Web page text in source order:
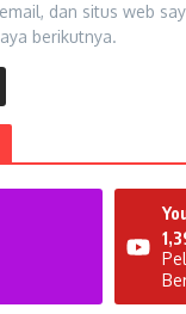
dan situs web
berikutnya.